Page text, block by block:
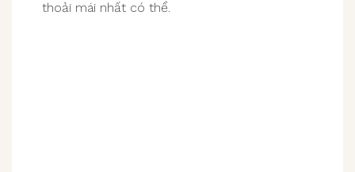
thoải mái nhất có thể.